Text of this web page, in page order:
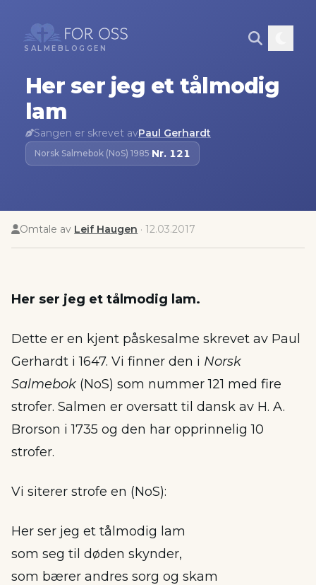
SALMEBLOGGEN
Her ser jeg et tålmodig
lam
Sangen er skrevet avPaul Gerhardt
Norsk Salmebok (NoS) 1985·Nr. 121
Omtale av Leif Haugen ·12.03.2017
Her ser jeg et tålmodig lam.
Dette er en kjent påskesalme skrevet av Paul
Gerhardt i 1647. Vi finner den i Norsk
Salmebok (NoS) som nummer 121 med fire
strofer. Salmen er oversatt til dansk av H. A.
Brorson i 1735 og den har opprinnelig 10
strofer.
Vi siterer strofe en (NoS):
Her ser jeg et tålmodig lam
som seg til døden skynder,
som bærer andres sorg og skam